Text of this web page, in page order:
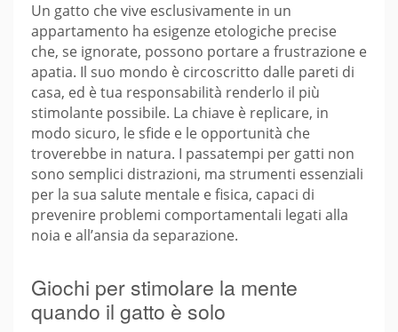
Un gatto che vive esclusivamente in un
appartamento ha esigenze etologiche precise
che, se ignorate, possono portare a frustrazione e
apatia. Il suo mondo è circoscritto dalle pareti di
casa, ed è tua responsabilità renderlo il più
stimolante possibile. La chiave è replicare, in
modo sicuro, le sfide e le opportunità che
troverebbe in natura. I passatempi per gatti non
sono semplici distrazioni, ma strumenti essenziali
per la sua salute mentale e fisica, capaci di
prevenire problemi comportamentali legati alla
noia e all’ansia da separazione.
Giochi per stimolare la mente
quando il gatto è solo